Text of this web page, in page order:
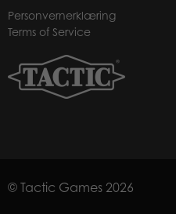
Personvernerklæring
Terms of Service
© Tactic Games 2026